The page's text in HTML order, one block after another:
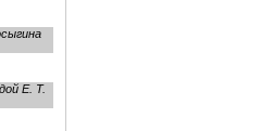
Е. Т.